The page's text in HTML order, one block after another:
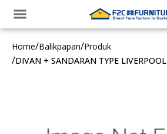
Home/Balikpapan/Produk
/DIVAN + SANDARAN TYPE LIVERPOOL